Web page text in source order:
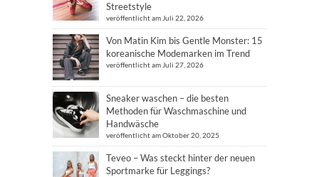
Streetstyle
veröffentlicht am Juli 22, 2026
Von Matin Kim bis Gentle Monster: 15
koreanische Modemarken im Trend
veröffentlicht am Juli 27, 2026
Sneaker waschen – die besten
Methoden für Waschmaschine und
Handwäsche
veröffentlicht am Oktober 20, 2025
Teveo – Was steckt hinter der neuen
Sportmarke für Leggings?